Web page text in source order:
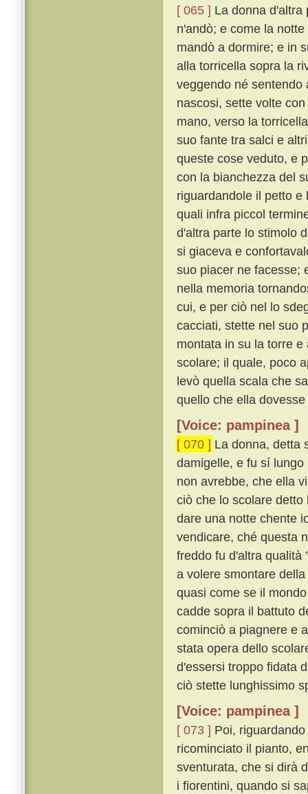
[ 065 ] La donna d'altra
n'andò; e come la
mandò a dormire; e in
alla torricella sopra la
veggendo né sentendo
nascosi, sette volte
mano, verso la
suo fante tra salci e
queste cose veduto, e
con la bianchezza del
riguardandole il petto
quali infra piccol
d'altra parte lo stimolo
si giaceva e
suo piacer ne facesse;
nella memoria
cui, e per ciò nel lo
cacciati, stette nel suo
montata in su la torre
scolare; il quale, poco
levò quella scala che
quello che ella
[Voice: pampinea ]
[ 070 ] La donna, detta
damigelle, e fu sí
non avrebbe, che ella
ciò che lo scolare detto
dare una notte chente
vendicare, ché questa
freddo fu d'altra qualità
a volere smontare
quasi come se il
cadde sopra il battuto
cominciò a piagnere e
stata opera dello
d'essersi troppo fidata
ciò stette lunghissimo
[Voice: pampinea ]
[ 073 ] Poi,
ricominciato il pianto,
sventurata, che si dirà
i fiorentini, quando si